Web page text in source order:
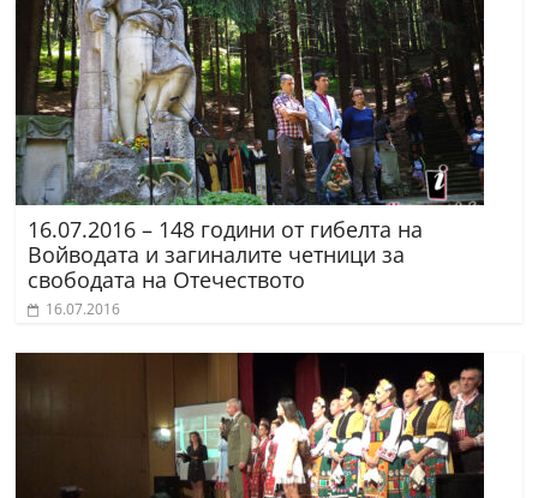
16.07.2016 – 148 години от гибелта на
Войводата и загиналите четници за
свободата на Отечеството
16.07.2016